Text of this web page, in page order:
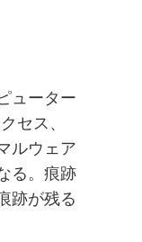
ューター
セス、
ルウェア
る。痕跡
跡が残る